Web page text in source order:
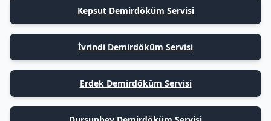
Kepsut Demirdöküm Servisi
İvrindi Demirdöküm Servisi
Erdek Demirdöküm Servisi